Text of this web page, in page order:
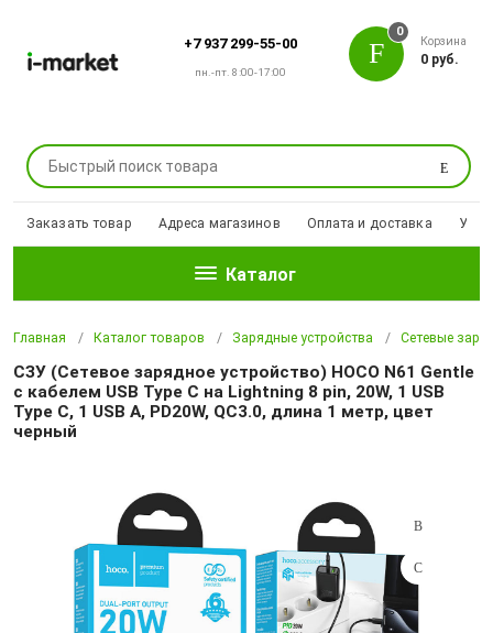
+7 937 299-55-00
пн.-пт. 8:00-17:00
Поиск
0
Корзина
0 руб.
Заказать товар Адреса магазинов Оплата и доставка
Каталог
Главная Каталог товаров Зарядные устройства Сетевые
СЗУ (Сетевое зарядное устройство) HOCO N61 Gentle
с кабелем USB Type C на Lightning 8 pin, 20W, 1 USB
Type C, 1 USB A, PD20W, QC3.0, длина 1 метр, цвет
черный